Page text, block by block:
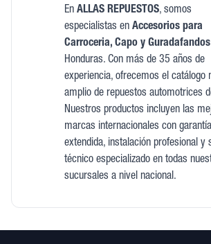
En ALLAS REPUESTOS, somos
especialistas en Accesorios para
Carroceria, Capo y Guradafandos
Honduras. Con más de 35 años de
experiencia, ofrecemos el catálogo
amplio de repuestos automotrices
Nuestros productos incluyen las
marcas internacionales con garantía
extendida, instalación profesional y
técnico especializado en todas
sucursales a nivel nacional.